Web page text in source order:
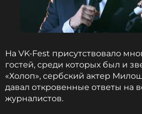
На VK-Fest присутствовало
гостей, среди которых был и
«Холоп», сербский актер
давал откровенные ответы на
журналистов.